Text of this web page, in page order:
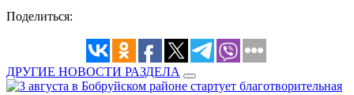
Поделиться:
ДРУГИЕ НОВОСТИ РАЗДЕЛА